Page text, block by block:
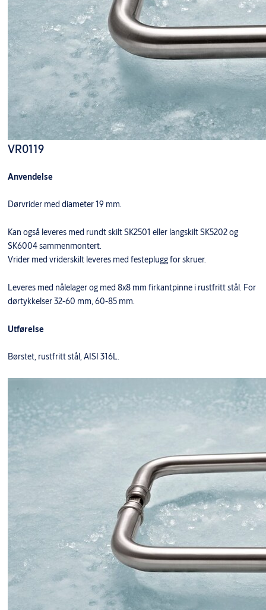
VR0119
Anvendelse
Dørvrider med diameter 19 mm.
Kan også leveres med rundt skilt SK2501 eller langskilt SK5202 og
SK6004 sammenmontert.
Vrider med vriderskilt leveres med festeplugg for skruer.
Leveres med nålelager og med 8x8 mm firkantpinne i rustfritt stål. For
dørtykkelser 32-60 mm, 60-85 mm.
Utførelse
Børstet, rustfritt stål, AISI 316L.